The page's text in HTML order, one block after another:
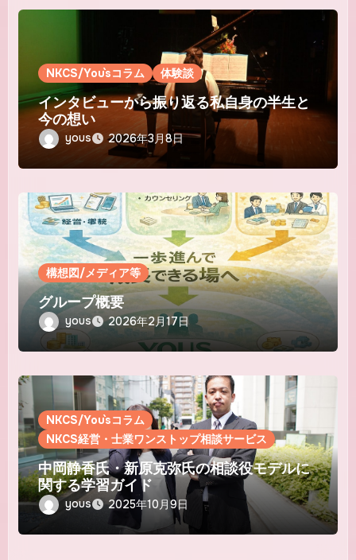
NKCS/You`sコラム 体験談
インタビューから振り返る私自身の半生と
今の想い
yous 2026年3月8日
構想図/メディア等
グループ概要
yous 2026年2月17日
NKCS/You`sコラム
NKCS経営・士業ワンストップ相談サービス
中岡静香氏・新原克弥氏の相談役モデルに
関する学習ガイド
yous 2025年10月9日